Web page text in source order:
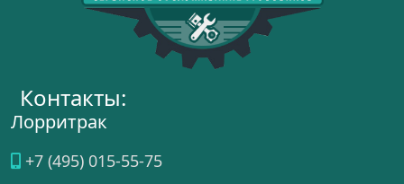
Контакты:
Лорритрак
+7 (495) 015-55-75